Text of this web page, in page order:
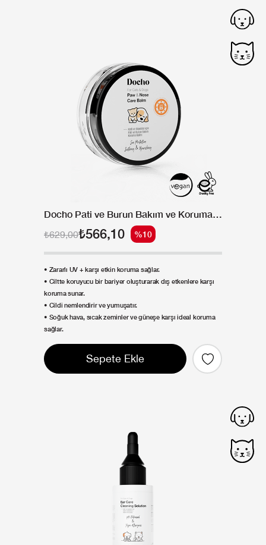
Docho Pati ve Burun Bakım ve Koruma Balmı - SPF 25 50 ML
₺566,10
₺629,00 %10
• Zararlı UV + karşı etkin koruma sağlar.
• Ciltte koruyucu bir bariyer oluşturarak dış etkenlere karşı
koruma sunar.
• Cildi nemlendirir ve yumuşatır.
• Soğuk hava, sıcak zeminler ve güneşe karşı ideal koruma
sağlar.
Sepete Ekle